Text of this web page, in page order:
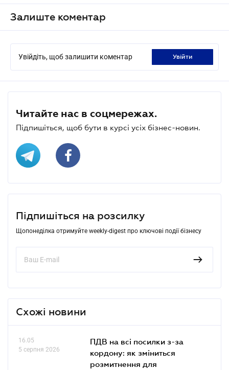
Залиште коментар
Увійдіть, щоб залишити коментар увійти
Читайте нас в соцмережах.
Підпишіться, щоб бути в курсі усіх бізнес-новин.
Підпишіться на розсилку
Щопонеділка отримуйте weekly-digest про ключові події бізнесу
Схожі новини
16.05
5 серпня 2026
ПДВ на всі посилки з-за
кордону: як зміниться
розмитнення для